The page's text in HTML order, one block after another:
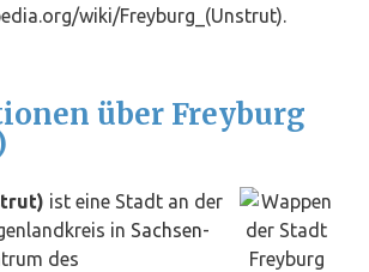
wiki/Freyburg_(Unstrut).
über Freyburg
ist eine Stadt an der
in Sachsen-
des